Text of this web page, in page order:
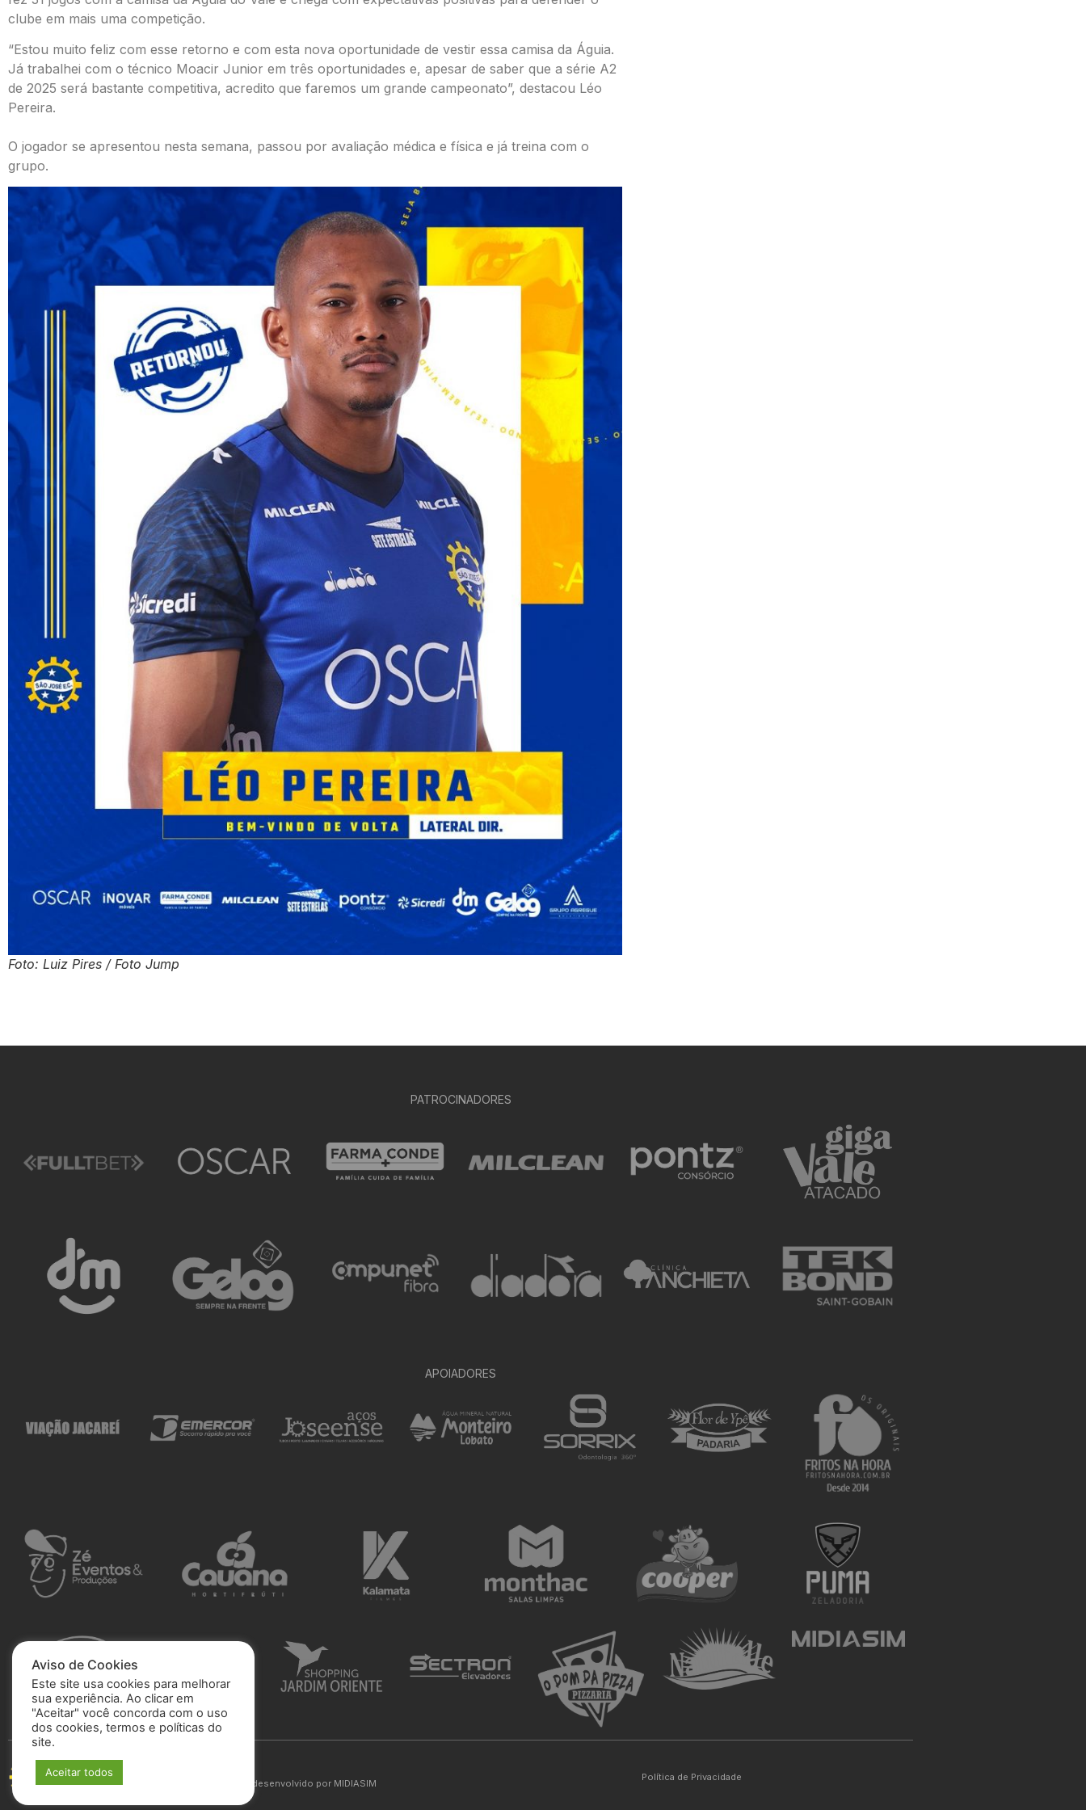
clube em mais uma competição.
“Estou muito feliz com esse retorno e com esta nova oportunidade de vestir essa camisa da Águia.
Já trabalhei com o técnico Moacir Junior em três oportunidades e, apesar de saber que a série A2
de 2025 será bastante competitiva, acredito que faremos um grande campeonato”, destacou Léo
Pereira.
O jogador se apresentou nesta semana, passou por avaliação médica e física e já treina com o
grupo.
Foto: Luiz Pires / Foto Jump
PATROCINADORES
APOIADORES
São José Esporte Clube
© 2025 Todos os direitos reservados. Site desenvolvido por MIDIASIM
Política de Privacidade
Aviso de Cookies
Este site usa cookies para melhorar
sua experiência. Ao clicar em
"Aceitar" você concorda com o uso
dos cookies, termos e políticas do
site.
Aceitar todos